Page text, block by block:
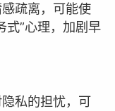
疏离，可能使
式”心理，加剧早
私的担忧，可